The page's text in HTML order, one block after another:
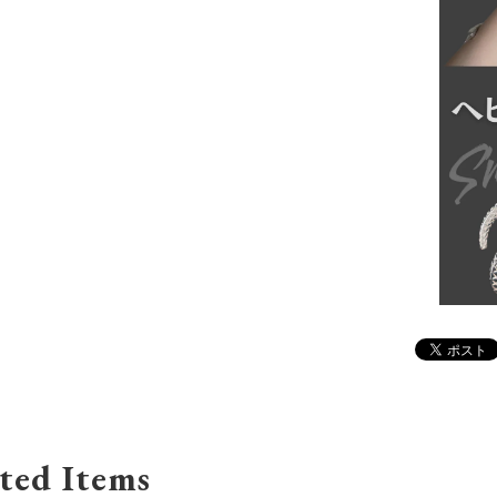
Items